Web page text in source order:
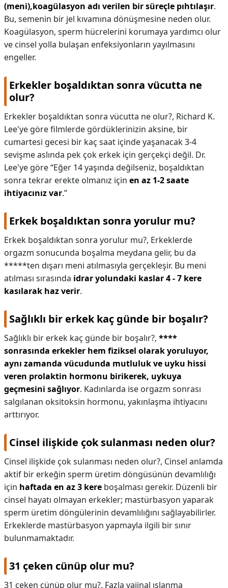
(meni),koagülasyon adı verilen bir süreçle pıhtılaşır.
Bu, semenin bir jel kıvamına dönüşmesine neden olur.
Koagülasyon, sperm hücrelerini korumaya yardımcı olur
ve cinsel yolla bulaşan enfeksiyonların yayılmasını
engeller.
Erkekler boşaldıktan sonra vücutta ne
olur?
Erkekler boşaldıktan sonra vücutta ne olur?, Richard K.
Lee'ye göre filmlerde gördüklerinizin aksine, bir
cumartesi gecesi bir kaç saat içinde yaşanacak 3-4
sevişme aslında pek çok erkek için gerçekçi değil. Dr.
Lee'ye göre “Eğer 14 yaşında değilseniz, boşaldıktan
sonra tekrar erekte olmanız için en az 1-2 saate
ihtiyacınız var.”
Erkek boşaldıktan sonra yorulur mu?
Erkek boşaldıktan sonra yorulur mu?, Erkeklerde
orgazm sonucunda boşalma meydana gelir, bu da
*****ten dışarı meni atılmasıyla gerçekleşir. Bu meni
atılması sırasında idrar yolundaki kaslar 4 - 7 kere
kasılarak haz verir.
Sağlıklı bir erkek kaç günde bir boşalır?
Sağlıklı bir erkek kaç günde bir boşalır?, ****
sonrasında erkekler hem fiziksel olarak yoruluyor,
aynı zamanda vücudunda mutluluk ve uyku hissi
veren prolaktin hormonu birikerek, uykuya
geçmesini sağlıyor. Kadınlarda ise orgazm sonrası
salgılanan oksitoksin hormonu, yakınlaşma ihtiyacını
arttırıyor.
Cinsel ilişkide çok sulanması neden olur?
Cinsel ilişkide çok sulanması neden olur?, Cinsel anlamda
aktif bir erkeğin sperm üretim döngüsünün devamlılığı
için haftada en az 3 kere boşalması gerekir. Düzenli bir
cinsel hayatı olmayan erkekler; mastürbasyon yaparak
sperm üretim döngülerinin devamlılığını sağlayabilirler.
Erkeklerde mastürbasyon yapmayla ilgili bir sınır
bulunmamaktadır.
31 çeken cünüp olur mu?
31 çeken cünüp olur mu?, Fazla vajinal ıslanma